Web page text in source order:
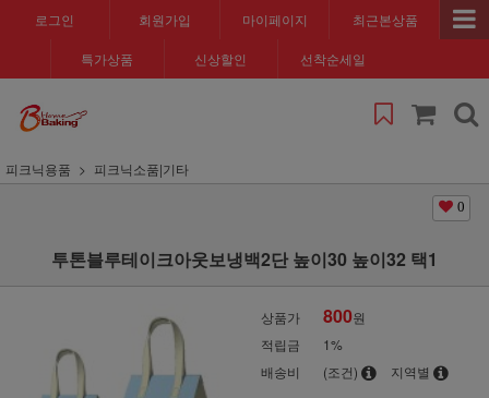
로그인 회원가입 마이페이지 최근본상품
특가상품 신상할인 선착순세일
피크닉용품 피크닉소품|기타
0
투톤블루테이크아웃보냉백2단 높이30 높이32 택1
상품가 800원
적립금
1%
배송비
(조건) 지역별